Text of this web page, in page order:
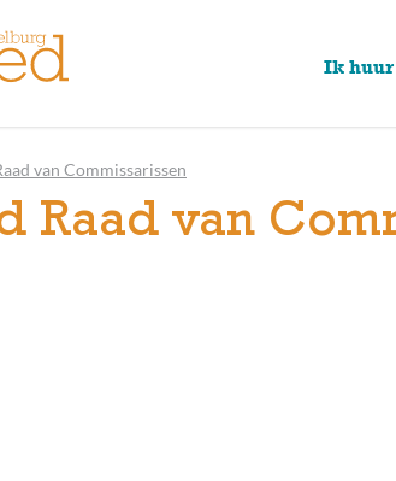
Ik huur
van Commissarissen
Raad van